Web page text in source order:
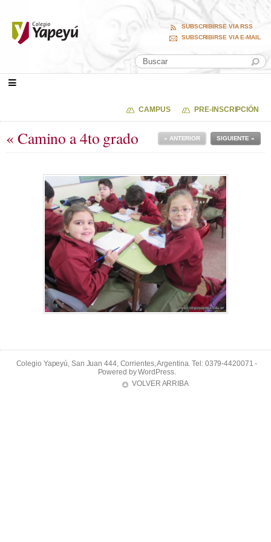
SUBSCRIBIRSE VIA RSS
SUBSCRIBIRSE VIA E-MAIL
CAMPUS PRE-INSCRIPCIÓN
« Camino a 4to grado SIGUIENTE »
« ANTERIOR
Colegio Yapeyú, San Juan 444, Corrientes, Argentina. Tel: 0379-4420071 -
Powered byWordPress.
VOLVER ARRIBA